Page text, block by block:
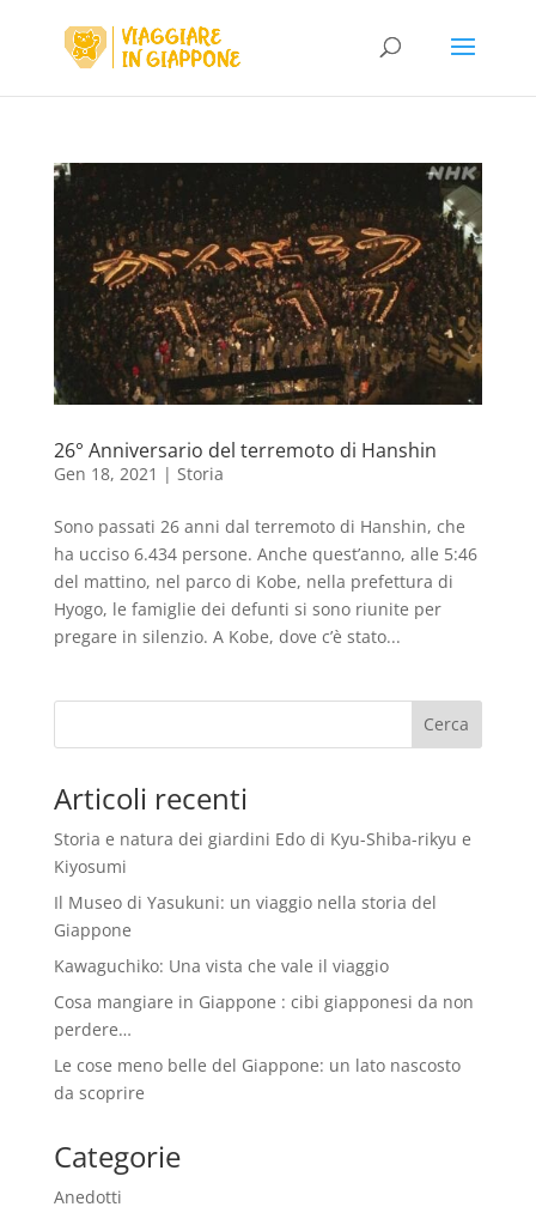
26° Anniversario del terremoto di Hanshin
Gen 18, 2021 | Storia
Sono passati 26 anni dal terremoto di Hanshin, che
ha ucciso 6.434 persone. Anche quest’anno, alle 5:46
del mattino, nel parco di Kobe, nella prefettura di
Hyogo, le famiglie dei defunti si sono riunite per
pregare in silenzio. A Kobe, dove c’è stato...
Articoli recenti
Storia e natura dei giardini Edo di Kyu-Shiba-rikyu e
Kiyosumi
Il Museo di Yasukuni: un viaggio nella storia del
Giappone
Kawaguchiko: Una vista che vale il viaggio
Cosa mangiare in Giappone : cibi giapponesi da non
perdere…
Le cose meno belle del Giappone: un lato nascosto
da scoprire
Categorie
Anedotti